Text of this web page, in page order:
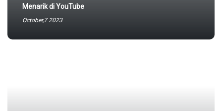
Menarik di YouTube
October,7 2023